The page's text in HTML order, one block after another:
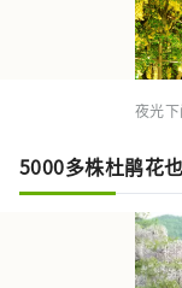
夜光
5000多株杜鹃花